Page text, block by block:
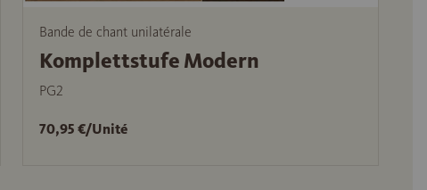
Bande de chant unilatérale
Komplettstufe Modern
PG2
70,95 €/Unité